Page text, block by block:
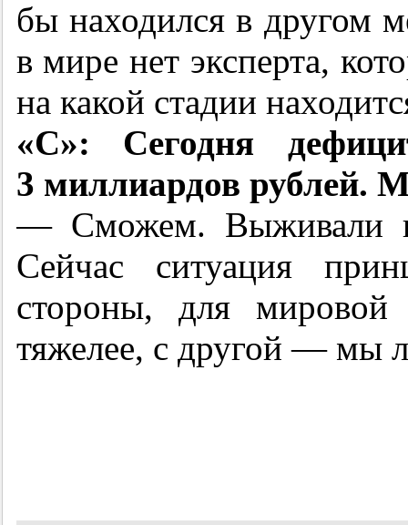
бы находился в другом
в мире нет эксперта,
на какой стадии
«С»: Сегодня
3 миллиардов рублей.
— Сможем. Выживали и
Сейчас ситуация
стороны, для мировой
тяжелее, с другой — мы